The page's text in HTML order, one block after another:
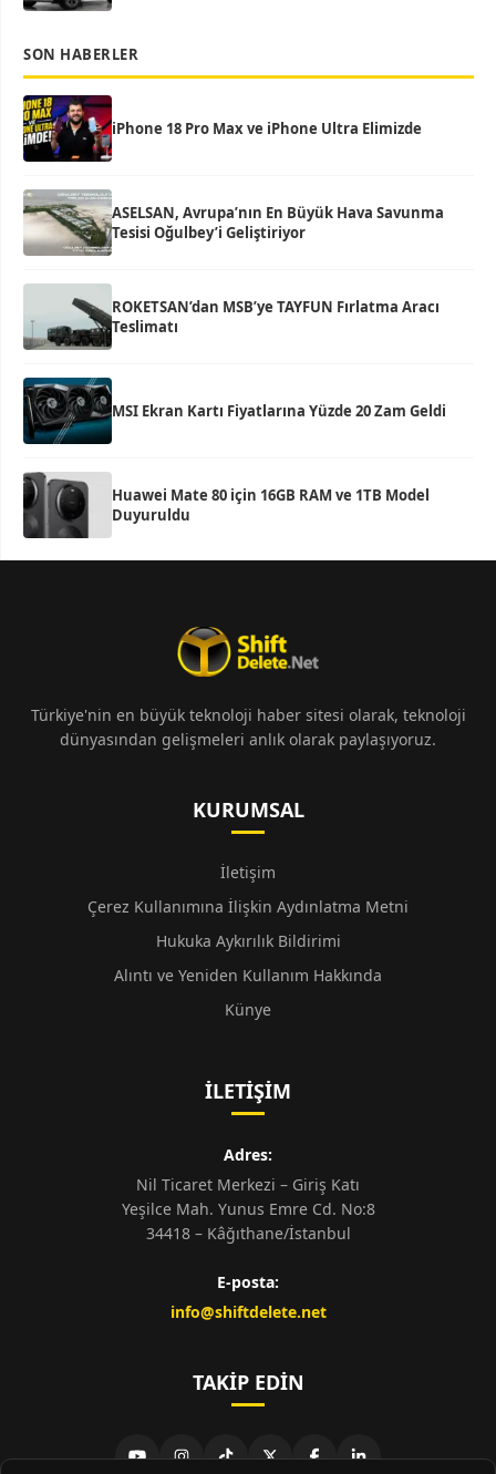
SON HABERLER
iPhone 18 Pro Max ve iPhone Ultra Elimizde
ASELSAN, Avrupa’nın En Büyük Hava Savunma
Tesisi Oğulbey’i Geliştiriyor
ROKETSAN’dan MSB’ye TAYFUN Fırlatma Aracı
Teslimatı
MSI Ekran Kartı Fiyatlarına Yüzde 20 Zam Geldi
Huawei Mate 80 için 16GB RAM ve 1TB Model
Duyuruldu
Türkiye'nin en büyük teknoloji haber sitesi olarak, teknoloji
dünyasından gelişmeleri anlık olarak paylaşıyoruz.
KURUMSAL
İletişim
Çerez Kullanımına İlişkin Aydınlatma Metni
Hukuka Aykırılık Bildirimi
Alıntı ve Yeniden Kullanım Hakkında
Künye
İLETIŞIM
Adres:
Nil Ticaret Merkezi – Giriş Katı
Yeşilce Mah. Yunus Emre Cd. No:8
34418 – Kâğıthane/İstanbul
E-posta:
info@shiftdelete.net
TAKIP EDIN